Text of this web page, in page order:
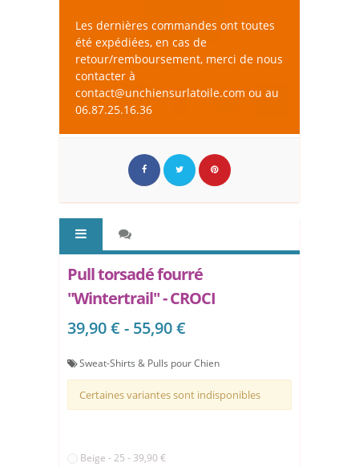
Les dernières commandes ont toutes
été expédiées, en cas de
retour/remboursement, merci de nous
contacter à
contact@unchiensurlatoile.com ou au
06.87.25.16.36
Pull torsadé fourré
"Wintertrail" - CROCI
39,90 € - 55,90 €
Sweat-Shirts & Pulls pour Chien
Certaines variantes sont indisponibles
Beige - 25 - 39,90 €